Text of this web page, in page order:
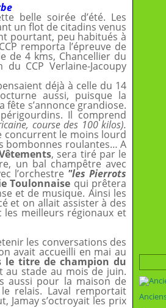
belle soirée d’été. Les
un flot de citadins venus
pourtant, peu habitués à
remporta l’épreuve de
de 4 kms, Chancellier du
CCP Verlaine-Jacoupy
déjà à celle du 14
aussi, puisque la
s’annonce grandiose.
Il comprend
course des 100 kilos).
concurrent le moins lourd
bombonnes roulantes… A
, sera tiré par le
un bal champêtre avec
l’orchestre "les Pierrots
Toulonnaise qui prêtera
et de musique. Ainsi les
et on allait assister à des
les meilleurs régionaux et
les conversations des
avait accueilli en mai au
le titre de champion du
au stade au mois de juin.
aussi pour la maison de
relais. Laval remportait
Jamay s’octroyait les prix